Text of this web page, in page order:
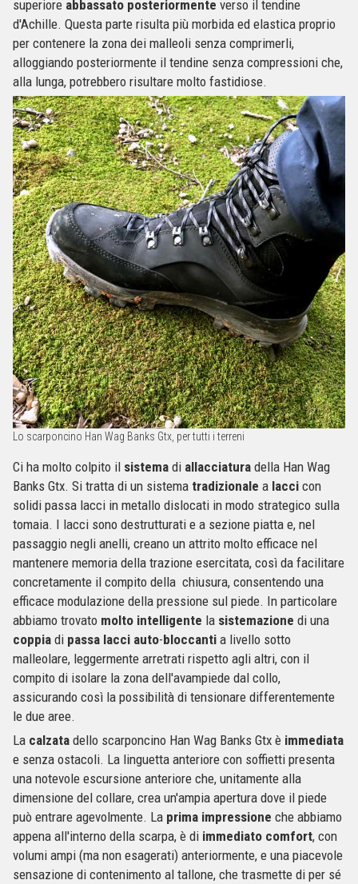
superiore abbassato posteriormente verso il tendine
d'Achille. Questa parte risulta più morbida ed elastica proprio
per contenere la zona dei malleoli senza comprimerli,
alloggiando posteriormente il tendine senza compressioni che,
alla lunga, potrebbero risultare molto fastidiose.
Lo scarponcino Han Wag Banks Gtx, per tutti i terreni
Ci ha molto colpito il sistema di allacciatura della Han Wag
Banks Gtx. Si tratta di un sistema tradizionale a lacci con
solidi passa lacci in metallo dislocati in modo strategico sulla
tomaia. I lacci sono destrutturati e a sezione piatta e, nel
passaggio negli anelli, creano un attrito molto efficace nel
mantenere memoria della trazione esercitata, così da facilitare
concretamente il compito della chiusura, consentendo una
efficace modulazione della pressione sul piede. In particolare
abbiamo trovato molto intelligente la sistemazione di una
coppia di passa lacci auto-bloccanti a livello sotto
malleolare, leggermente arretrati rispetto agli altri, con il
compito di isolare la zona dell'avampiede dal collo,
assicurando così la possibilità di tensionare differentemente
le due aree.
La calzata dello scarponcino Han Wag Banks Gtx è immediata
e senza ostacoli. La linguetta anteriore con soffietti presenta
una notevole escursione anteriore che, unitamente alla
dimensione del collare, crea un'ampia apertura dove il piede
può entrare agevolmente. La prima impressione che abbiamo
appena all'interno della scarpa, è di immediato comfort, con
volumi ampi (ma non esagerati) anteriormente, e una piacevole
sensazione di contenimento al tallone, che trasmette di per sé